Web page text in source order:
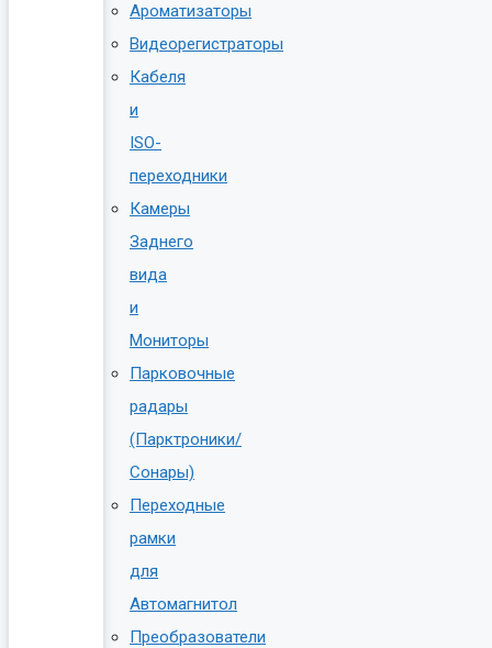
Ароматизаторы
Видеорегистраторы
Кабеля
и
ISO-
переходники
Камеры
Заднего
вида
и
Мониторы
Парковочные
радары
(Парктроники/
Сонары)
Переходные
рамки
для
Автомагнитол
Преобразователи